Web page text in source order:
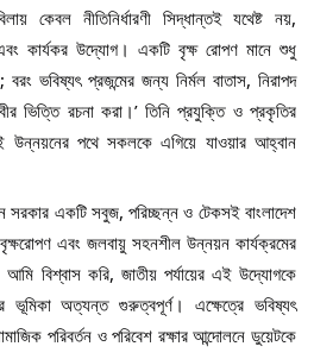
কেবল নীতিনির্ধারণী সিদ্ধান্তই যথেষ্ট নয়,
কার্যকর উদ্যোগ। একটি বৃক্ষ রোপণ মানে শুধু
ভবিষ্যৎ প্রজন্মের জন্য নির্মল বাতাস, নিরাপদ
ভিত্তি রচনা করা।’ তিনি প্রযুক্তি ও প্রকৃতির
উন্নয়নের পথে সকলকে এগিয়ে যাওয়ার আহ্বান
সরকার একটি সবুজ, পরিচ্ছন্ন ও টেকসই বাংলাদেশ
বৃক্ষরোপণ এবং জলবায়ু সহনশীল উন্নয়ন কার্যক্রমের
বিশ্বাস করি, জাতীয় পর্যায়ের এই উদ্যোগকে
ভূমিকা অত্যন্ত গুরুত্বপূর্ণ। এক্ষেত্রে ভবিষ্যৎ
পরিবর্তন ও পরিবেশ রক্ষার আন্দোলনে ডুয়েটকে